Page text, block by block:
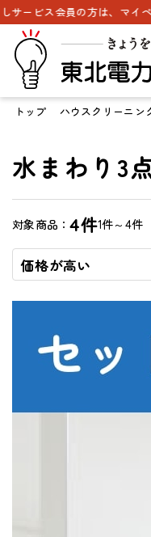
会員の方は、マイページ
トップ ハウスクリーニン
水まわり3
対象商品：4件1件～4件
価格が高い